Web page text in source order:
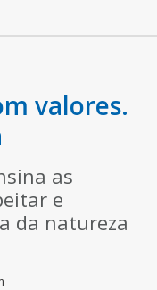
valores.
as
e
da natureza